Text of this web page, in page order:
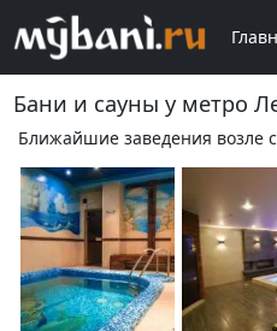
Бани и сауны у метро
Ближайшие заведения возле